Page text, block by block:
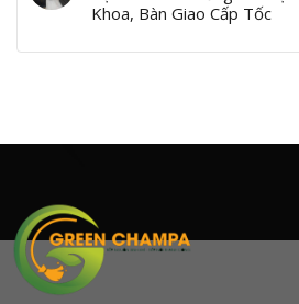
Khoa, Bàn Giao Cấp Tốc